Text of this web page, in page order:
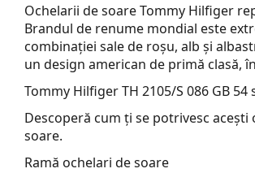
Ochelarii de soare Tommy Hilfiger
Brandul de renume mondial este
combinației sale de roșu, alb și
un design american de primă clasă,
Tommy Hilfiger TH 2105/S 086 GB 54
Descoperă cum ți se potrivesc
soare.
Ramă ochelari de soare